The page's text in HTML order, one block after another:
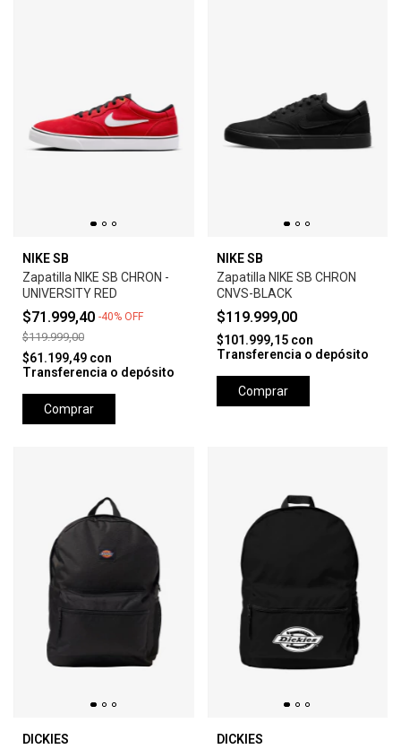
NIKE SB
Zapatilla NIKE SB CHRON -
UNIVERSITY RED
$71.999,40 -40% OFF
$119.999,00
$61.199,49 con
Transferencia o depósito
Comprar
NIKE SB
Zapatilla NIKE SB CHRON
CNVS-BLACK
$119.999,00
$101.999,15 con
Transferencia o depósito
Comprar
DICKIES
DICKIES